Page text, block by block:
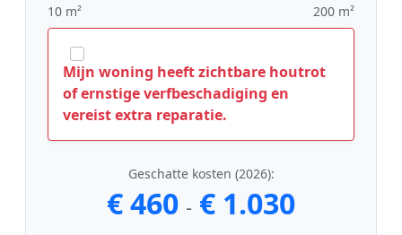
10 m² 200 m²
Mijn woning heeft zichtbare houtrot
of ernstige verfbeschadiging en
vereist extra reparatie.
Geschatte kosten (2026):
€ 460 - € 1.030